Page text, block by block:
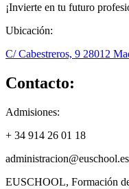
¡Invierte en tu futuro
Ubicación:
C/ Cabestreros, 9 28012
Contacto:
Admisiones:
+ 34 914 26 01 18
administracion@euschool.es
EUSCHOOL, Formación